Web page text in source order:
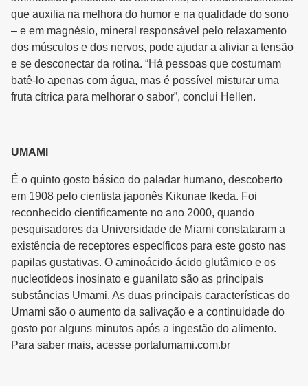
que auxilia na melhora do humor e na qualidade do sono
– e em magnésio, mineral responsável pelo relaxamento
dos músculos e dos nervos, pode ajudar a aliviar a tensão
e se desconectar da rotina. “Há pessoas que costumam
batê-lo apenas com água, mas é possível misturar uma
fruta cítrica para melhorar o sabor”, conclui Hellen.
UMAMI
É o quinto gosto básico do paladar humano, descoberto
em 1908 pelo cientista japonês Kikunae Ikeda. Foi
reconhecido cientificamente no ano 2000, quando
pesquisadores da Universidade de Miami constataram a
existência de receptores específicos para este gosto nas
papilas gustativas. O aminoácido ácido glutâmico e os
nucleotídeos inosinato e guanilato são as principais
substâncias Umami. As duas principais características do
Umami são o aumento da salivação e a continuidade do
gosto por alguns minutos após a ingestão do alimento.
Para saber mais, acesse portalumami.com.br